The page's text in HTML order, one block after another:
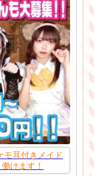
モ耳付きメイド
けます！